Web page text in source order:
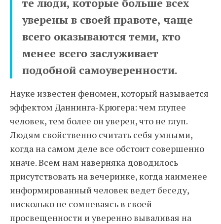
те люди, которые больше всех
уверены в своей правоте, чаще
всего оказываются теми, кто
менее всего заслуживает
подобной самоуверенности.
Науке известен феномен, который называется
эффектом Даннинга-Крюгера: чем глупее
человек, тем более он уверен, что не глуп.
Людям свойственно считать себя умными,
когда на самом деле все обстоит совершенно
иначе. Всем нам наверняка доводилось
присутствовать на вечеринке, когда наименее
информированный человек ведет беседу,
нисколько не сомневаясь в своей
просвещенности и уверенно вываливая на